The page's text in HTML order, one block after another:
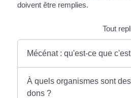
doivent être remplies.
Tout
Mécénat : qu'est-ce que
À quels organismes sont
dons ?